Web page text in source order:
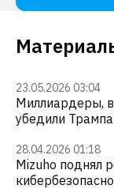
23.05.2026 03:04
Миллиардеры,
убедили
28.04.2026 01:18
Mizuho поднял